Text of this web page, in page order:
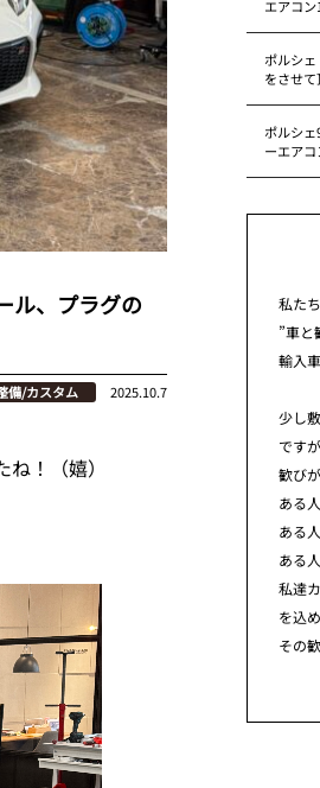
ル、プラグの
備/カスタム 2025.10.7
！（嬉）
エアコ
ポルシ
をさせ
ポルシ
ーエア
私た
”車と
輸入
少し
です
歓び
ある
ある
ある
私達
を込
その